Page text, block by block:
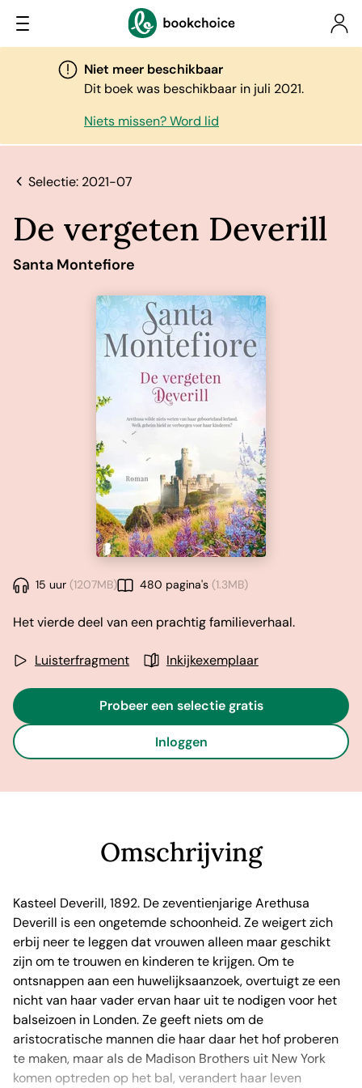
Niet meer beschikbaar
Dit boek was beschikbaar in juli 2021.
Niets missen? Word lid
Selectie: 2021-07
De vergeten Deverill
Santa Montefiore
15 uur (1207MB) 480 pagina's (1.3MB)
Het vierde deel van een prachtig familieverhaal.
Luisterfragment Inkijkexemplaar
Probeer een selectie gratis
Inloggen
Omschrijving
Kasteel Deverill, 1892. De zeventienjarige Arethusa
Deverill is een ongetemde schoonheid. Ze weigert zich
erbij neer te leggen dat vrouwen alleen maar geschikt
zijn om te trouwen en kinderen te krijgen. Om te
ontsnappen aan een huwelijksaanzoek, overtuigt ze een
nicht van haar vader ervan haar uit te nodigen voor het
balseizoen in Londen. Ze geeft niets om de
aristocratische mannen die haar daar het hof proberen
te maken, maar als de Madison Brothers uit New York
komen optreden op het bal, verandert haar leven